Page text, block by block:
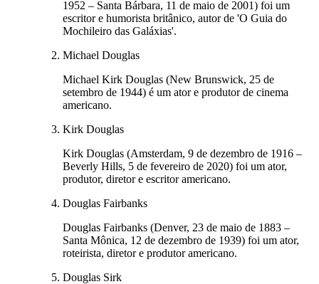
1952 – Santa Bárbara, 11 de maio de 2001) foi um
escritor e humorista britânico, autor de 'O Guia do
Mochileiro das Galáxias'.
Michael Douglas
Michael Kirk Douglas (New Brunswick, 25 de
setembro de 1944) é um ator e produtor de cinema
americano.
Kirk Douglas
Kirk Douglas (Amsterdam, 9 de dezembro de 1916 –
Beverly Hills, 5 de fevereiro de 2020) foi um ator,
produtor, diretor e escritor americano.
Douglas Fairbanks
Douglas Fairbanks (Denver, 23 de maio de 1883 –
Santa Mônica, 12 de dezembro de 1939) foi um ator,
roteirista, diretor e produtor americano.
Douglas Sirk